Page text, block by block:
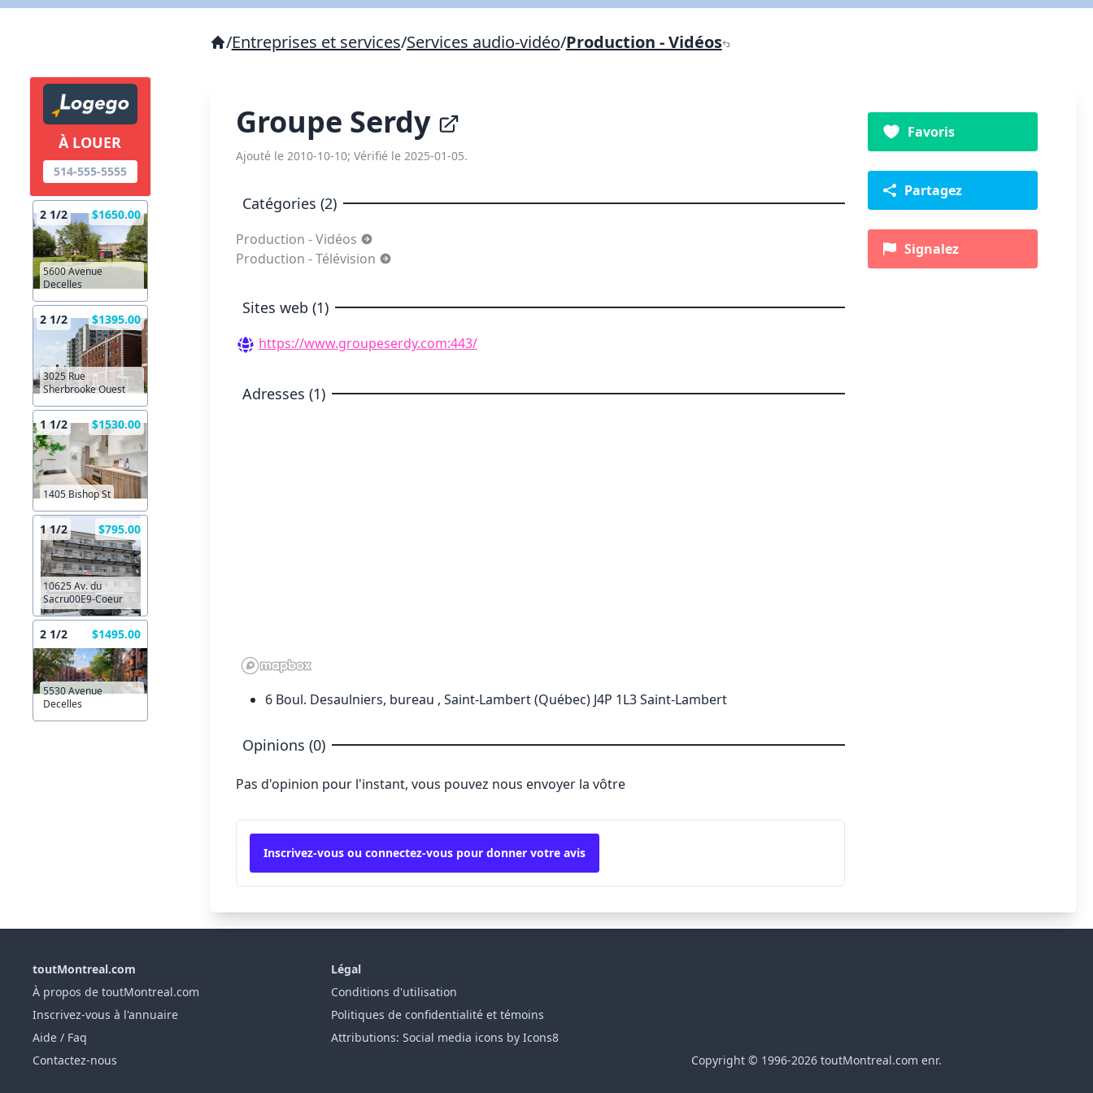
À LOUER
514-555-5555
2 1/2 $1650.00
5600 Avenue
Decelles
2 1/2 $1395.00
3025 Rue
Sherbrooke Ouest
1 1/2 $1530.00
1405 Bishop St
1 1/2 $795.00
10625 Av. du
Sacru00E9-Coeur
2 1/2 $1495.00
5530 Avenue
Decelles
/Entreprises et services/Services audio-vidéo/Production - Vidéos
Groupe Serdy
Ajouté le 2010-10-10; Vérifié le 2025-01-05.
Catégories (2)
Production - Vidéos
Production - Télévision
Sites web (1)
https://www.groupeserdy.com:443/
Adresses (1)
6 Boul. Desaulniers, bureau , Saint-Lambert (Québec) J4P 1L3 Saint-Lambert
Opinions (0)
Pas d'opinion pour l'instant, vous pouvez nous envoyer la vôtre
Inscrivez-vous ou connectez-vous pour donner votre avis
Favoris
Partagez
Signalez
toutMontreal.com
À propos de toutMontreal.com
Inscrivez-vous à l'annuaire
Aide / Faq
Contactez-nous
Légal
Conditions d'utilisation
Politiques de confidentialité et témoins
Attributions: Social media icons by Icons8
Copyright © 1996-2026 toutMontreal.com enr.
X Fermer Envoyez